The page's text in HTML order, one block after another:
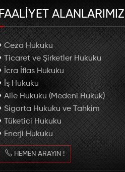
FAALİYET ALANLARIMIZ
Ceza Hukuku
Ticaret ve Şirketler Hukuku
İcra İflas Hukuku
İş Hukuku
Aile Hukuku (Medeni Hukuk)
Sigorta Hukuku ve Tahkim
Tüketici Hukuku
Enerji Hukuku
HEMEN ARAYIN !